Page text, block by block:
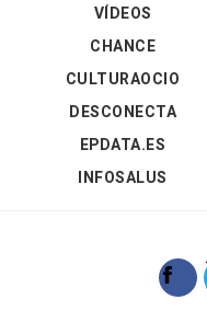
VÍDEOS
CHANCE
CULTURAOCIO
DESCONECTA
EPDATA.ES
INFOSALUS